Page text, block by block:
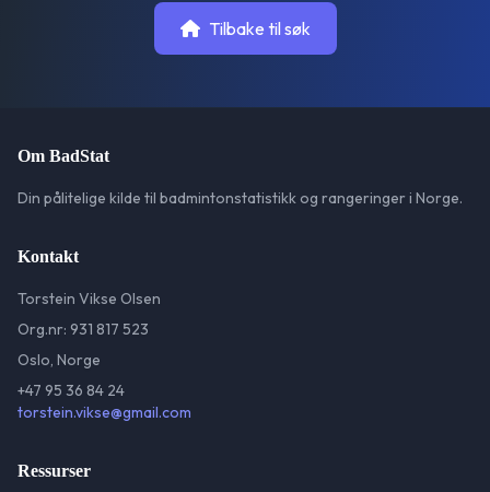
Tilbake til søk
Om BadStat
Din pålitelige kilde til badmintonstatistikk og rangeringer i Norge.
Kontakt
Torstein Vikse Olsen
Org.nr: 931 817 523
Oslo, Norge
+47 95 36 84 24
torstein.vikse@gmail.com
Ressurser